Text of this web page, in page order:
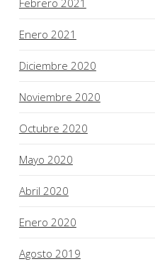
Enero 2021
Diciembre 2020
Noviembre 2020
Octubre 2020
Mayo 2020
Abril 2020
Enero 2020
Agosto 2019